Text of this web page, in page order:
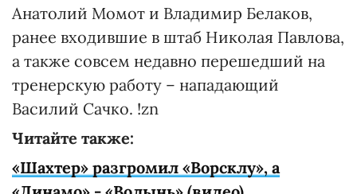
Анатолий Момот и Владимир Белаков,
ранее входившие в штаб Николая Павлова,
а также совсем недавно перешедший на
тренерскую работу – нападающий
Василий Сачко. !zn
Читайте также:
«Шахтер» разгромил «Ворсклу», а